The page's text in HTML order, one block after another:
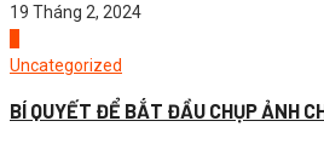
19 Tháng 2, 2024
Uncategorized
BÍ QUYẾT ĐỂ BẮT ĐẦU CHỤP ẢNH